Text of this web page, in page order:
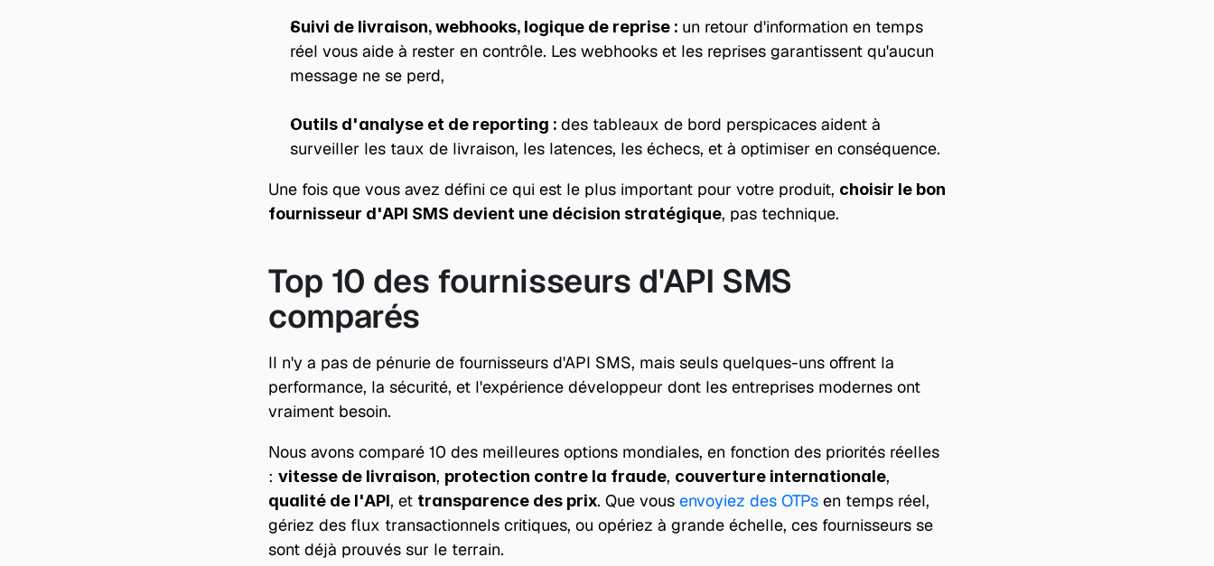
Suivi de livraison, webhooks, logique de reprise : un retour d'information en temps
réel vous aide à rester en contrôle. Les webhooks et les reprises garantissent qu'aucun
message ne se perd,
Outils d'analyse et de reporting : des tableaux de bord perspicaces aident à
surveiller les taux de livraison, les latences, les échecs, et à optimiser en conséquence.
Une fois que vous avez défini ce qui est le plus important pour votre produit, choisir le bon
fournisseur d'API SMS devient une décision stratégique, pas technique.
Top 10 des fournisseurs d'API SMS
comparés
Il n'y a pas de pénurie de fournisseurs d'API SMS, mais seuls quelques-uns offrent la
performance, la sécurité, et l'expérience développeur dont les entreprises modernes ont
vraiment besoin.
Nous avons comparé 10 des meilleures options mondiales, en fonction des priorités réelles
: vitesse de livraison, protection contre la fraude, couverture internationale
qualité de l'API, et transparence des prix. Que vous envoyiez des OTPs en temps réel,
gériez des flux transactionnels critiques, ou opériez à grande échelle, ces fournisseurs se
sont déjà prouvés sur le terrain.